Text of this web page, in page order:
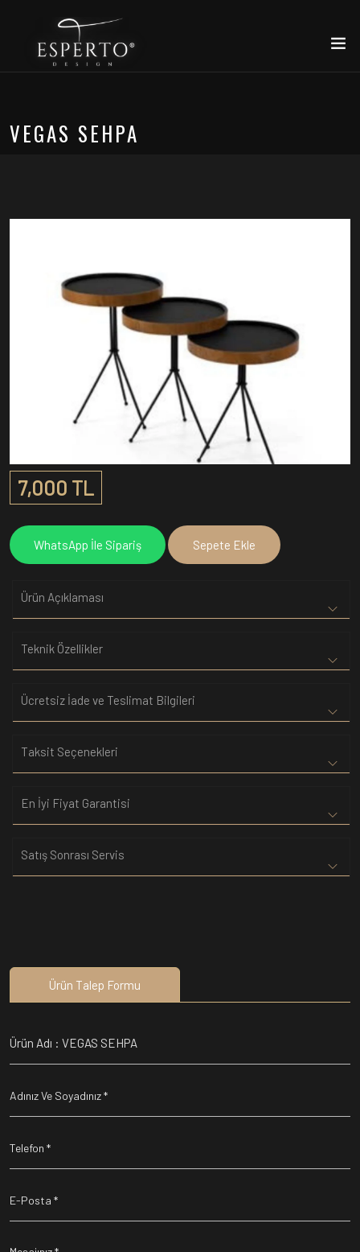
VEGAS SEHPA
7,000 TL
WhatsApp İle Sipariş Sepete Ekle
Ürün Açıklaması
Teknik Özellikler
Ücretsiz İade ve Teslimat Bilgileri
Taksit Seçenekleri
En İyi Fiyat Garantisi
Satış Sonrası Servis
Ürün Talep Formu